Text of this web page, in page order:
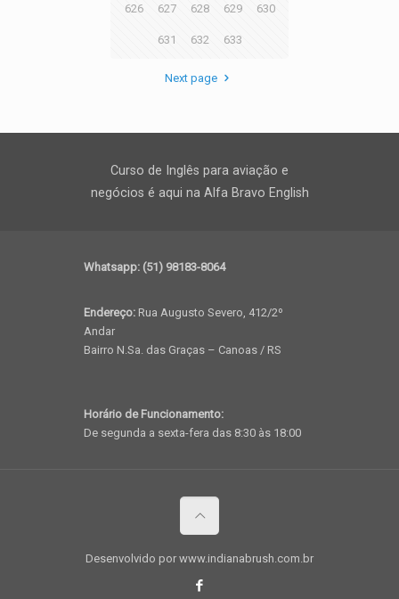
626 627 628 629 630
631 632 633
Next page
Curso de Inglês para aviação e
negócios é aqui na Alfa Bravo English
Whatsapp: (51) 98183-8064
Endereço: Rua Augusto Severo, 412/2º
Andar
Bairro N.Sa. das Graças – Canoas / RS
Horário de Funcionamento:
De segunda a sexta-fera das 8:30 às 18:00
Desenvolvido por www.indianabrush.com.br